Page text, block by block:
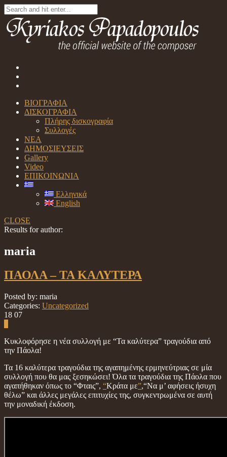
ΒΙΟΓΡΑΦΙΑ
ΔΙΣΚΟΓΡΑΦΙΑ
Πλήρης δισκογραφία
Συλλογές
ΝΕΑ
ΔΗΜΟΣΙΕΥΣΕΙΣ
Gallery
Video
ΕΠΙΚΟΙΝΩΝΙΑ
Ελληνικά
English
CLOSE
Results for author:
maria
ΠΑΟΛΑ – ΤΑ ΚΑΛΥΤΕΡΑ
Posted by: maria
Categories: Uncategorized
18 07
Κυκλοφόρησε η νέα συλλογή με “Τα καλύτερα” τραγούδια από
την Πάολα!
Τα 16 καλύτερα τραγούδια της αγαπημένης ερμηνεύτριας σε μία
συλλογή που θα μας ξεσηκώσει! Όλα τα τραγούδια της Πάολα που
αγαπήθηκαν όπως το “Φταις”, “Κράτα με”,“Να μ’ αφήσεις ήσυχη
θέλω” και άλλες μεγάλες επιτυχίες της, συγκεντρωμένα σε αυτή
την μοναδική έκδοση.